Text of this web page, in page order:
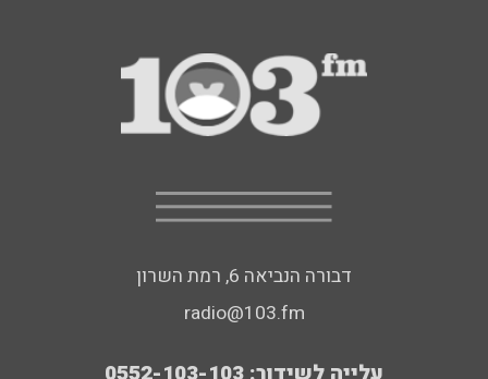
דבורה הנביאה 6, רמת השרון
radio@103.fm